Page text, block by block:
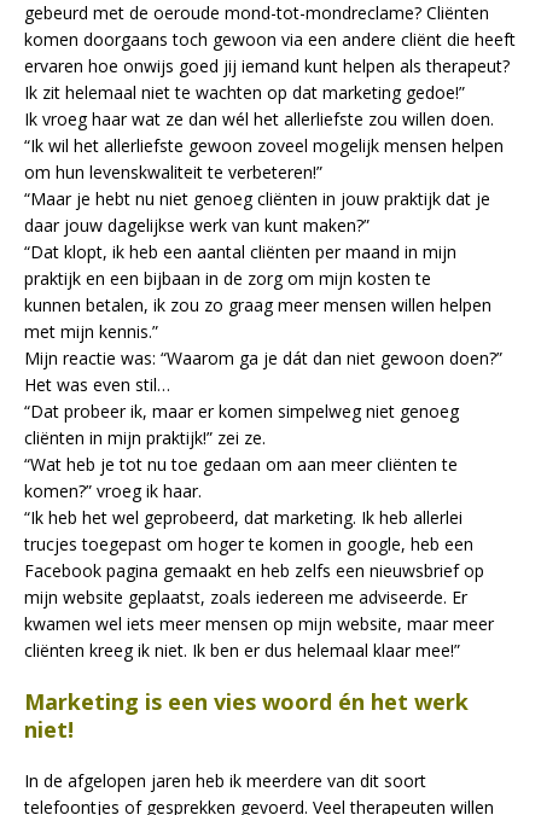
gebeurd met de oeroude mond-tot-mondreclame? Cliënten
komen doorgaans toch gewoon via een andere cliënt die heeft
ervaren hoe onwijs goed jij iemand kunt helpen als therapeut?
Ik zit helemaal niet te wachten op dat marketing gedoe!”
Ik vroeg haar wat ze dan wél het allerliefste zou willen doen.
“Ik wil het allerliefste gewoon zoveel mogelijk mensen helpen
om hun levenskwaliteit te verbeteren!”
“Maar je hebt nu niet genoeg cliënten in jouw praktijk dat je
daar jouw dagelijkse werk van kunt maken?”
“Dat klopt, ik heb een aantal cliënten per maand in mijn
praktijk en een bijbaan in de zorg om mijn kosten te
kunnen betalen, ik zou zo graag meer mensen willen helpen
met mijn kennis.”
Mijn reactie was: “Waarom ga je dát dan niet gewoon doen?”
Het was even stil…
“Dat probeer ik, maar er komen simpelweg niet genoeg
cliënten in mijn praktijk!” zei ze.
“Wat heb je tot nu toe gedaan om aan meer cliënten te
komen?” vroeg ik haar.
“Ik heb het wel geprobeerd, dat marketing. Ik heb allerlei
trucjes toegepast om hoger te komen in google, heb een
Facebook pagina gemaakt en heb zelfs een nieuwsbrief op
mijn website geplaatst, zoals iedereen me adviseerde. Er
kwamen wel iets meer mensen op mijn website, maar meer
cliënten kreeg ik niet. Ik ben er dus helemaal klaar mee!”
Marketing is een vies woord én het werk
niet!
In de afgelopen jaren heb ik meerdere van dit soort
telefoontjes of gesprekken gevoerd. Veel therapeuten willen